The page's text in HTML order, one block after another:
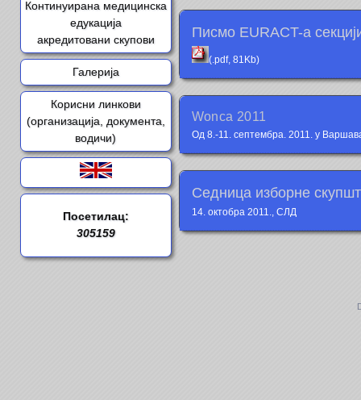
Континуирана медицинска
едукација
акредитовани скупови
Галерија
Корисни линкови
(организација, документа,
водичи)
Посетилац:
305159
Писмо EURACT-a
(.pdf, 81Kb)
Wonca 2011
Од 8.-11. септембра. 2011. у
Седница изборне
14. октобра 2011., СЛД